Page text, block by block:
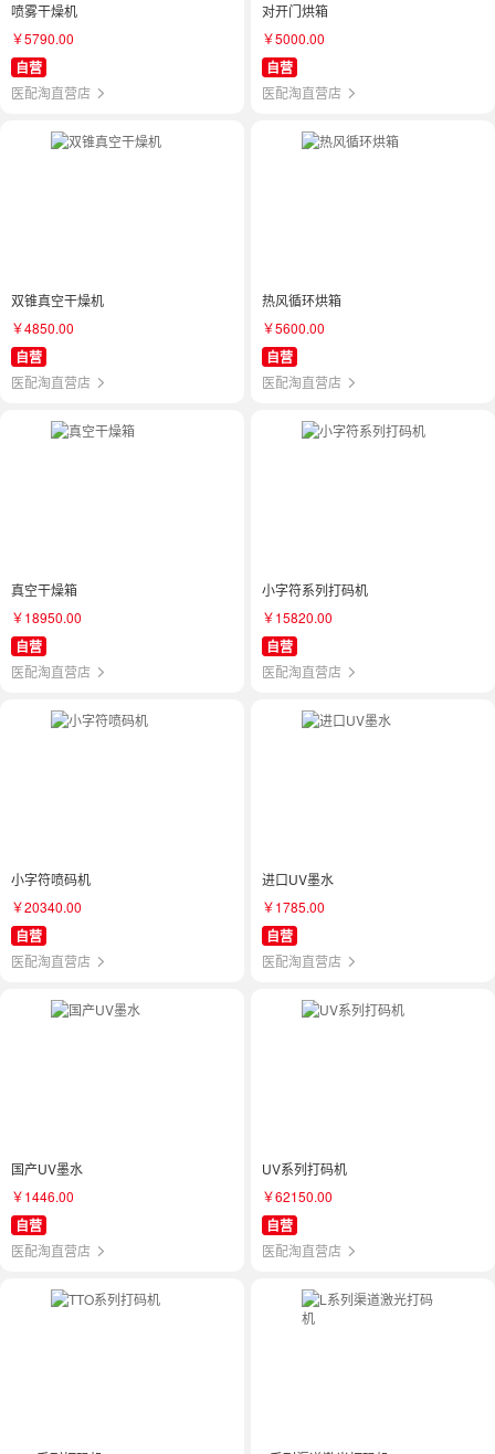
喷雾干燥机
￥5790.00
自营
医配淘直营店
对开门烘箱
￥5000.00
自营
医配淘直营店
双锥真空干燥机
￥4850.00
自营
医配淘直营店
热风循环烘箱
￥5600.00
自营
医配淘直营店
真空干燥箱
￥18950.00
自营
医配淘直营店
小字符系列打码机
￥15820.00
自营
医配淘直营店
小字符喷码机
￥20340.00
自营
医配淘直营店
进口UV墨水
￥1785.00
自营
医配淘直营店
国产UV墨水
￥1446.00
自营
医配淘直营店
UV系列打码机
￥62150.00
自营
医配淘直营店